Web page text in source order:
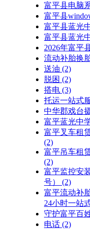
富平县电脑
富平县
富平县蓝光
富平县蓝光
2026年富平
流动补胎换
送油 (2)
脱困 (2)
搭电 (3)
托运一站式
中华郡戏台
富平蓝光中
富平叉车租
(2)
富平吊车租
(2)
富平监控安
号）
(2)
富平流动补
24小时一站
守护富平百
电话 (2)